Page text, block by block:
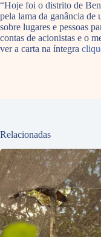
“Hoje foi o distrito de
pela lama da ganância de
sobre lugares e pessoas
contas de acionistas e o
ver a carta na íntegra
Relacionadas